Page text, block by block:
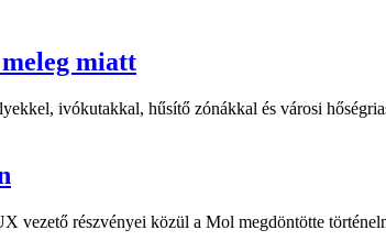
miatt
ivókutakkal, hűsítő zónákkal és városi
vezető részvényei közül a Mol megdöntötte